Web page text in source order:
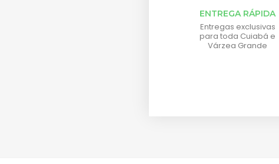
ENTREGA RÁPIDA
Entregas exclusivas
para toda Cuiabá e
Várzea Grande